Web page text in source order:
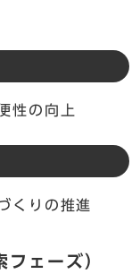
性の向上
くりの推進
ェーズ）